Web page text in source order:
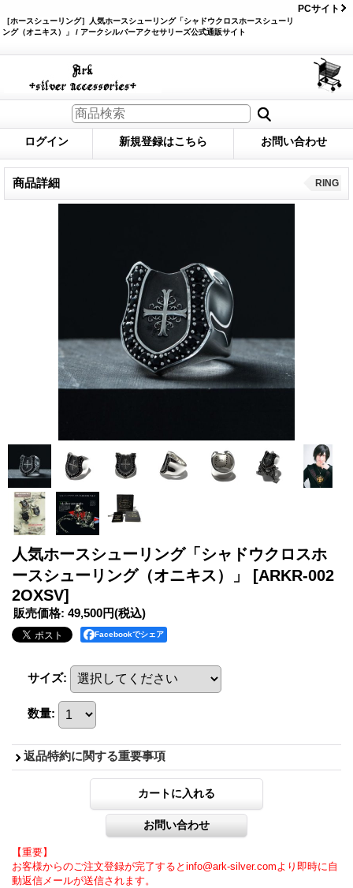
［ホースシューリング］人気ホースシューリング「シャドウクロスホースシューリ
ング（オニキス）」 / アークシルバーアクセサリーズ公式通販サイト
PCサイト
ログイン 新規登録はこちら お問い合わせ
商品詳細 RING
人気ホースシューリング「シャドウクロスホ
ースシューリング（オニキス）」
[ARKR-002
2OXSV]
販売価格: 49,500円(税込)
Facebookでシェア
サイズ:
数量:
返品特約に関する重要事項
【重要】
お客様からのご注文登録が完了するとinfo@ark-silver.comより即時に自
動返信メールが送信されます。